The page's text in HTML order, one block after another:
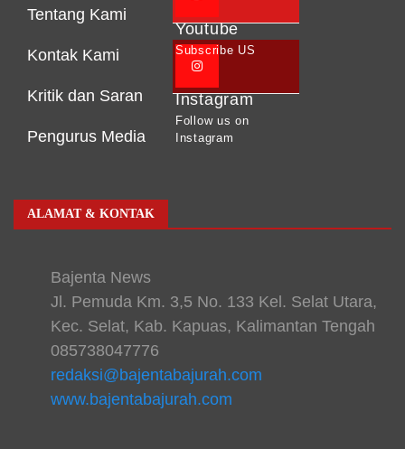
Tentang Kami
Kontak Kami
Kritik dan Saran
Pengurus Media
Youtube
Subscribe US
Instagram
Follow us on
Instagram
ALAMAT & KONTAK
Bajenta News
Jl. Pemuda Km. 3,5 No. 133 Kel. Selat Utara,
Kec. Selat, Kab. Kapuas, Kalimantan Tengah
085738047776
redaksi@bajentabajurah.com
www.bajentabajurah.com